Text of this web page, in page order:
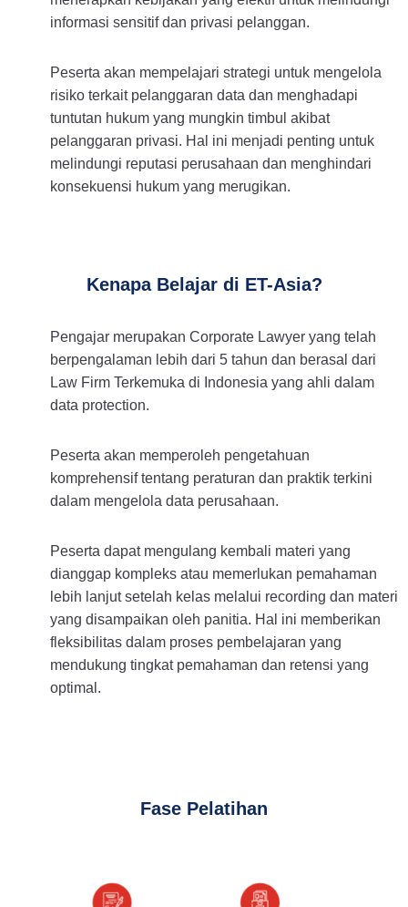
informasi sensitif dan privasi pelanggan.
Peserta akan mempelajari strategi untuk mengelola
risiko terkait pelanggaran data dan menghadapi
tuntutan hukum yang mungkin timbul akibat
pelanggaran privasi. Hal ini menjadi penting untuk
melindungi reputasi perusahaan dan menghindari
konsekuensi hukum yang merugikan.
Kenapa Belajar di ET-Asia?
Pengajar merupakan Corporate Lawyer yang telah
berpengalaman lebih dari 5 tahun dan berasal dari
Law Firm Terkemuka di Indonesia yang ahli dalam
data protection.
Peserta akan memperoleh pengetahuan
komprehensif tentang peraturan dan praktik terkini
dalam mengelola data perusahaan.
Peserta dapat mengulang kembali materi yang
dianggap kompleks atau memerlukan pemahaman
lebih lanjut setelah kelas melalui recording dan materi
yang disampaikan oleh panitia. Hal ini memberikan
fleksibilitas dalam proses pembelajaran yang
mendukung tingkat pemahaman dan retensi yang
optimal.
Fase Pelatihan